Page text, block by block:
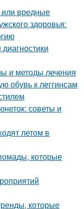
вредные
здоровья:
и методы лечения
обувь к леггинсам
советы и
летом в
которые
которые